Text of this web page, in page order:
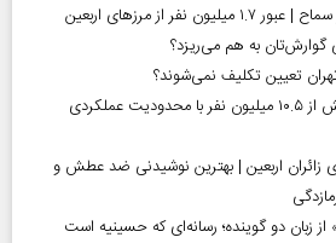
گوارش‌تان به هم می‌ریزد؟
تعیین تکلیف نمی‌شوند؟
آمار معلولیت در ایران | بیش از ۱۰.۵ میلیون نفر با محدودیت عملکردی
اربعین | بهترین نوشیدنی ضد عطش و
از زبان دو گوینده؛ رسانه‌ای که حسینیه است